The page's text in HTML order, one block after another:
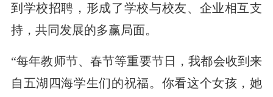
到学校招聘，形成了学校与校友、企业相互支
持，共同发展的多赢局面。
“每年教师节、春节等重要节日，我都会收到来
自五湖四海学生们的祝福。你看这个女孩，她